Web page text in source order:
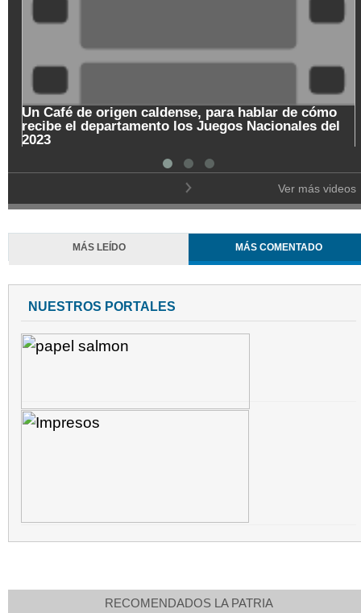
Un Café de origen caldense, para hablar de cómo
recibe el departamento los Juegos Nacionales del
2023
Ver más videos
MÁS LEÍDO MÁS COMENTADO
NUESTROS PORTALES
RECOMENDADOS LA PATRIA